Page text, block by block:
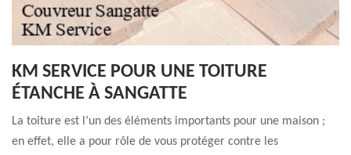
KM SERVICE POUR UNE TOITURE
ÉTANCHE À SANGATTE
La toiture est l’un des éléments importants pour une maison ;
en effet, elle a pour rôle de vous protéger contre les